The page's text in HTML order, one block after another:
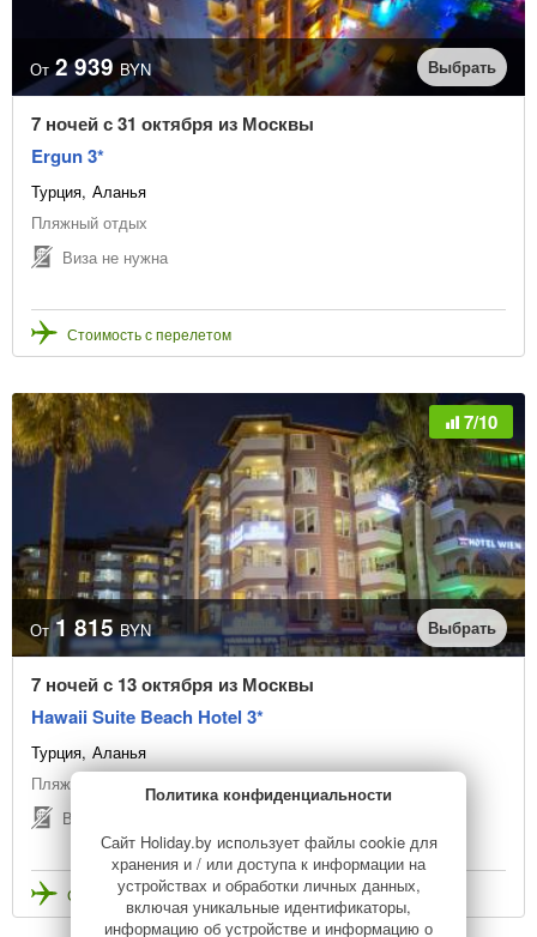
От 2 939 BYN Выбрать
7 ночей с 31 октября из Москвы
Ergun 3*
Турция Аланья
Пляжный отдых
Виза не нужна
Стоимость с перелетом
7/10
От 1 815 BYN Выбрать
7 ночей с 13 октября из Москвы
Hawaii Suite Beach Hotel 3*
Турция Аланья
Пляжный отдых
Виза не нужна
Стоимость с перелетом
Политика конфиденциальности
Сайт Holiday.by использует файлы cookie для
хранения и / или доступа к информации на
устройствах и обработки личных данных,
включая уникальные идентификаторы,
информацию об устройстве и информацию о